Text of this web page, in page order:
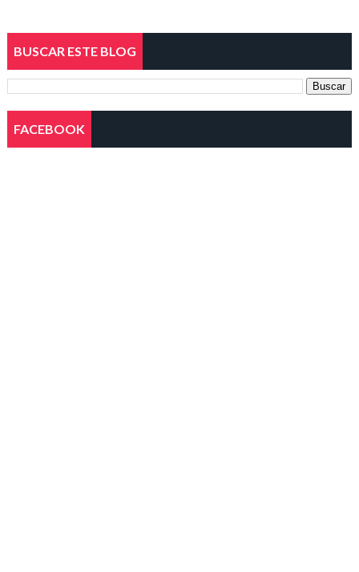
BUSCAR ESTE BLOG
FACEBOOK